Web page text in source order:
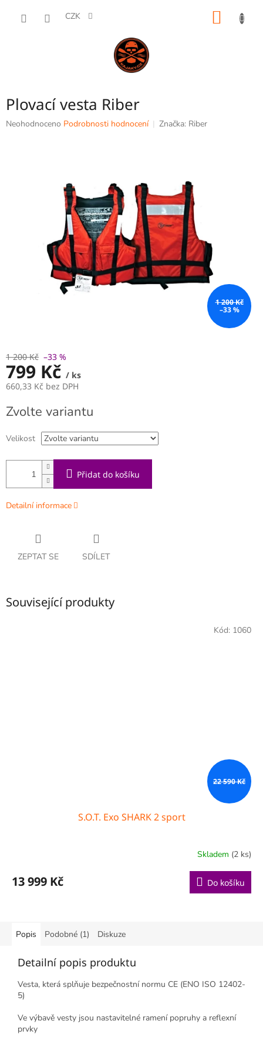
CZK
Plovací vesta Riber
Průměrné
Neohodnoceno Podrobnosti hodnocení Značka: Riber
1 200 Kč
–33 %
1 200 Kč –33 %
799 Kč / ks
660,33 Kč bez DPH
cena:
Zvolte variantu
Velikost
Přidat do košíku
Detailní informace
ZEPTAT SE SDÍLET
Související produkty
22 590 Kč
S.O.T. Exo SHARK 2 sport
Skladem (2 ks)
13 999 Kč Do košíku
Kód: 1060
Popis Podobné (1) Diskuze
Detailní popis produktu
Vesta, která splňuje bezpečnostní normu CE (ENO ISO 12402-
5)
Ve výbavě vesty jsou nastavitelné ramení popruhy a reflexní
prvky